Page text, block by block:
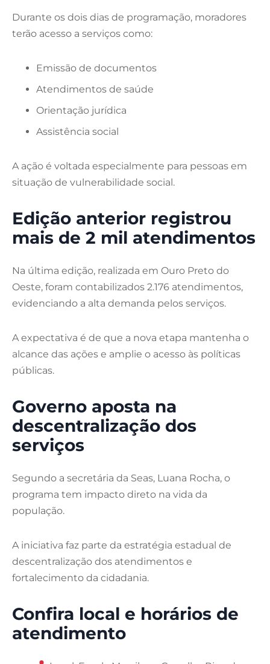
Durante os dois dias de programação, moradores
terão acesso a serviços como:
Emissão de documentos
Atendimentos de saúde
Orientação jurídica
Assistência social
A ação é voltada especialmente para pessoas em
situação de vulnerabilidade social.
Edição anterior registrou
mais de 2 mil atendimentos
Na última edição, realizada em Ouro Preto do
Oeste, foram contabilizados 2.176 atendimentos,
evidenciando a alta demanda pelos serviços.
A expectativa é de que a nova etapa mantenha o
alcance das ações e amplie o acesso às políticas
públicas.
Governo aposta na
descentralização dos
serviços
Segundo a secretária da Seas, Luana Rocha, o
programa tem impacto direto na vida da
população.
A iniciativa faz parte da estratégia estadual de
descentralização dos atendimentos e
fortalecimento da cidadania.
Confira local e horários de
atendimento